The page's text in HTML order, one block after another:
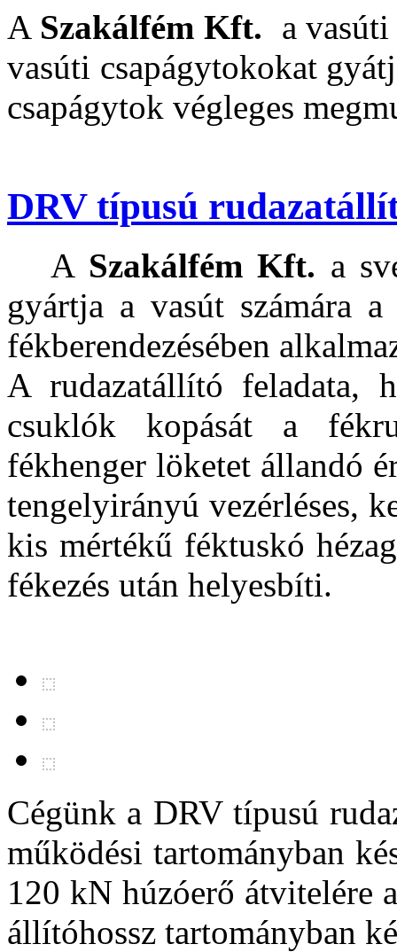
A Szakálfém Kft. a
vasúti csapágytokokat
csapágytok végleges
DRV típusú
A Szakálfém Kft. a
gyártja a vasút számára
fékberendezésében
A rudazatállító feladata,
csuklók kopását a
fékhenger löketet állandó
tengelyirányú vezérléses,
kis mértékű féktuskó
fékezés után helyesbíti.
Cégünk a DRV típusú
működési tartományban
120 kN húzóerő átvitelére
állítóhossz tartományban